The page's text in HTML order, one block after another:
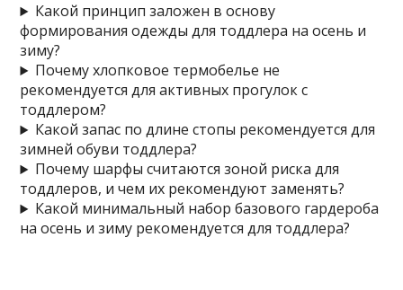
Какой принцип заложен в основу
формирования одежды для тоддлера на осень и
зиму?
Почему хлопковое термобелье не
рекомендуется для активных прогулок с
тоддлером?
Какой запас по длине стопы рекомендуется для
зимней обуви тоддлера?
Почему шарфы считаются зоной риска для
тоддлеров, и чем их рекомендуют заменять?
Какой минимальный набор базового гардероба
на осень и зиму рекомендуется для тоддлера?